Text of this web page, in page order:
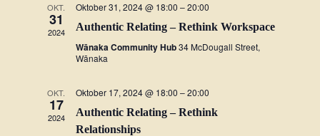
OKT.
31
2024
Oktober 31, 2024 @ 18:00 –20:00
Authentic Relating – Rethink Workspace
Wānaka Community Hub34 McDougall Street,
Wānaka
OKT.
17
2024
Oktober 17, 2024 @ 18:00 –20:00
Authentic Relating – Rethink
Relationships